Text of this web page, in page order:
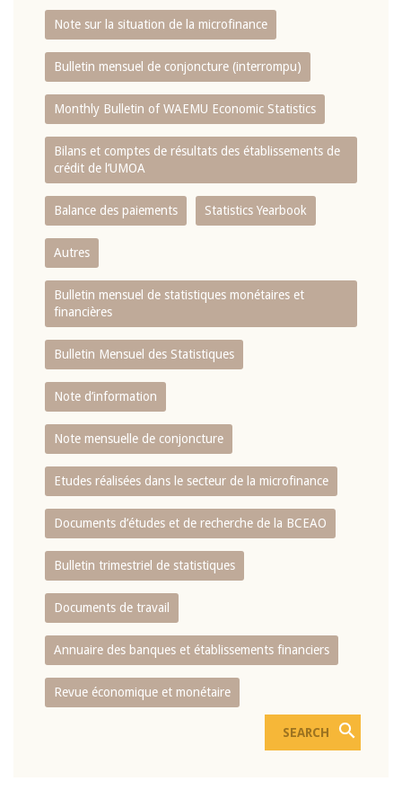
Note sur la situation de la microfinance
Bulletin mensuel de conjoncture (interrompu)
Monthly Bulletin of WAEMU Economic Statistics
Bilans et comptes de résultats des établissements de
crédit de l‘UMOA
Balance des paiements Statistics Yearbook
Autres
Bulletin mensuel de statistiques monétaires et
financières
Bulletin Mensuel des Statistiques
Note d’information
Note mensuelle de conjoncture
Etudes réalisées dans le secteur de la microfinance
Documents d’études et de recherche de la BCEAO
Bulletin trimestriel de statistiques
Documents de travail
Annuaire des banques et établissements financiers
Revue économique et monétaire